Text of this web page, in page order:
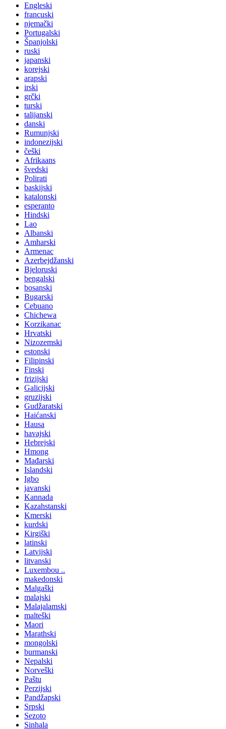
Engleski
francuski
njemački
Portugalski
Španjolski
ruski
japanski
korejski
arapski
irski
grčki
turski
talijanski
danski
Rumunjski
indonezijski
češki
Afrikaans
švedski
Polirati
baskijski
katalonski
esperanto
Hindski
Lao
Albanski
Amharski
Armenac
Azerbejdžanski
Bjeloruski
bengalski
bosanski
Bugarski
Cebuano
Chichewa
Korzikanac
Hrvatski
Nizozemski
estonski
Filipinski
Finski
frizijski
Galicijski
gruzijski
Gudžaratski
Haićanski
Hausa
havajski
Hebrejski
Hmong
Mađarski
Islandski
Igbo
javanski
Kannada
Kazahstanski
Kmerski
kurdski
Kirgiški
latinski
Latvijski
litvanski
Luxembou ..
makedonski
Malgaški
malajski
Malajalamski
malteški
Maori
Marathski
mongolski
burmanski
Nepalski
Norveški
Paštu
Perzijski
Pandžapski
Srpski
Sezoto
Sinhala